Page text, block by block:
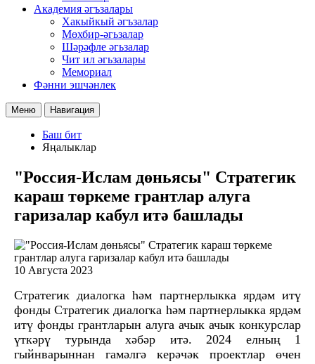
Академия әгъзалары
Хакыйкый әгъзалар
Мөхбир-әгьзалар
Шәрәфле әгьзалар
Чит ил әгьзалары
Мемориал
Фәнни эшчәнлек
Меню Навигация
Баш бит
Яңалыклар
"Россия-Ислам дөньясы" Стратегик
караш төркеме грантлар алуга
гаризалар кабул итә башлады
10 Августа 2023
Стратегик диалогка һәм партнерлыкка ярдәм итү
фонды Стратегик диалогка һәм партнерлыкка ярдәм
итү фонды грантларын алуга ачык ачык конкурслар
үткәрү турында хәбәр итә. 2024 елның 1
гыйнварыннан гамәлгә керәчәк проектлар өчен